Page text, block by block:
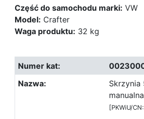
Część do samochodu marki: VW
Model: Crafter
Waga produktu: 32 kg
Skrzynia
manualna
[PKWiU/